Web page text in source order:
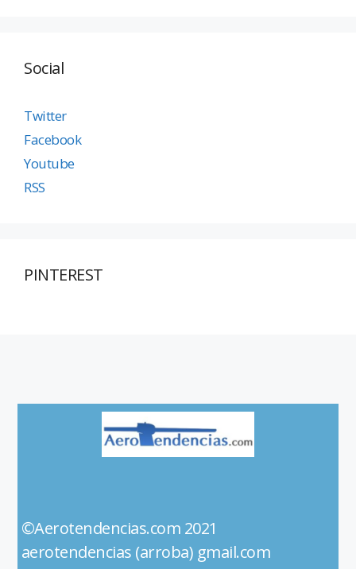
Social
Twitter
Facebook
Youtube
RSS
PINTEREST
©Aerotendencias.com 2021
aerotendencias (arroba) gmail.com